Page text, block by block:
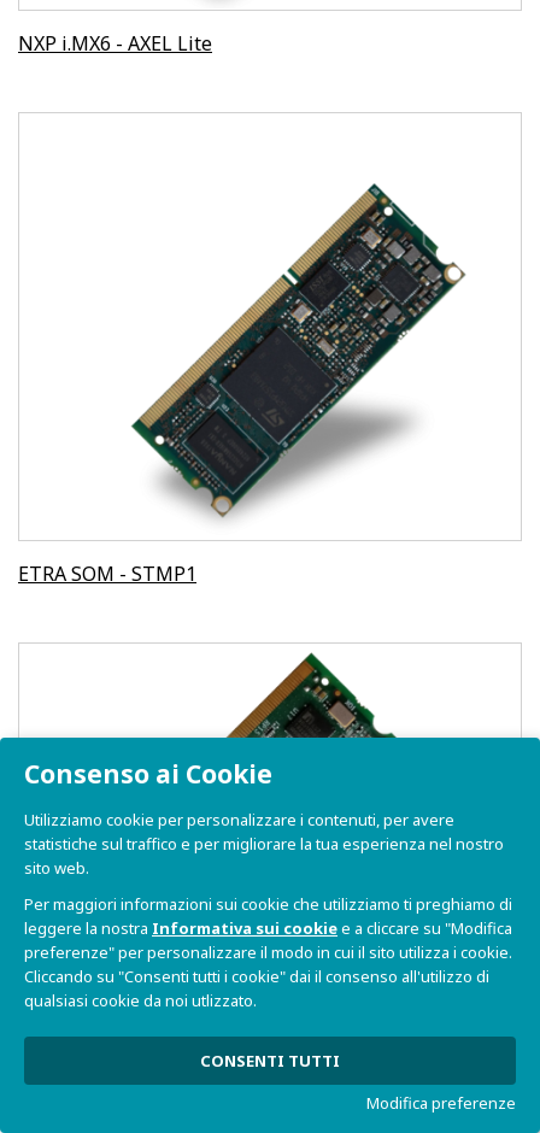
NXP i.MX6 - AXEL Lite
ETRA SOM - STMP1
Consenso ai Cookie
Utilizziamo cookie per personalizzare i contenuti, per avere
statistiche sul traffico e per migliorare la tua esperienza nel nostro
sito web.
Per maggiori informazioni sui cookie che utilizziamo ti preghiamo di
leggere la nostra Informativa sui cookiee a cliccare su "Modifica
preferenze" per personalizzare il modo in cui il sito utilizza i cookie.
Cliccando su "Consenti tutti i cookie" dai il consenso all'utilizzo di
qualsiasi cookie da noi utlizzato.
CONSENTI TUTTI
Modifica preferenze